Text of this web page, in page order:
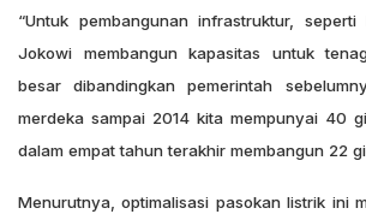
“Untuk pembangunan infrastruktur,
Jokowi membangun kapasitas untuk
besar dibandingkan pemerintah
merdeka sampai 2014 kita mempunyai 40
dalam empat tahun terakhir membangun 22
Menurutnya, optimalisasi pasokan listrik ini